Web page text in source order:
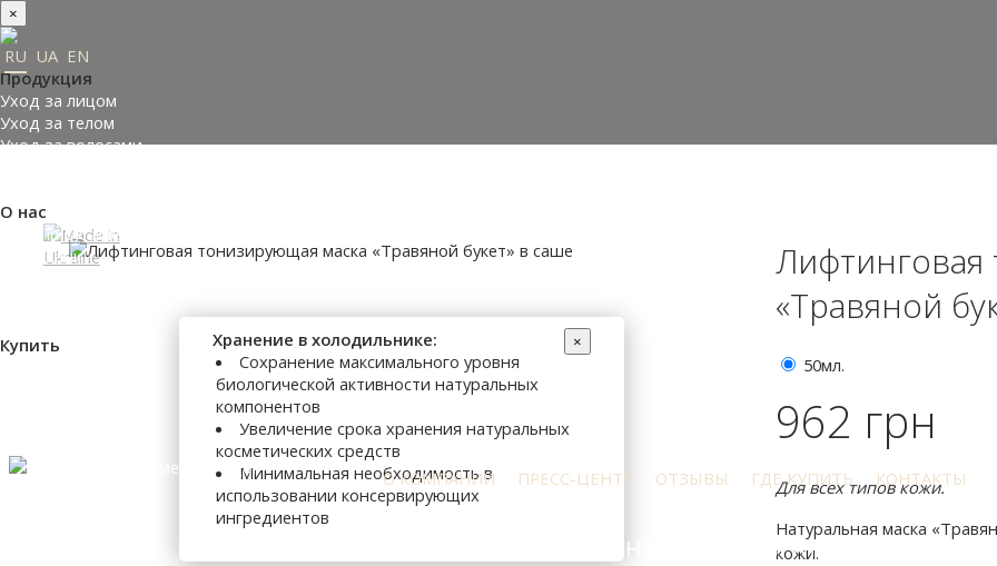
×
RU UA EN
Продукция
Уход за лицом
Уход за телом
Уход за волосами
О нас
Made in Ukraine
О компании
Купить
О КОМПАНИИ
ПРЕСС-ЦЕНТР ОТЗЫВЫ ГДЕ КУПИТЬ КОНТАКТЫ
ИНГРЕДИЕНТЫ ПОДОБРАТЬ КОСМЕТИКУ
×
Хранение в холодильнике:
Сохранение максимального уровня
биологической активности натуральных
компонентов
Увеличение срока хранения натуральных
косметических средств
Минимальная необходимость в
использовании консервирующих
ингредиентов
Лифтинговая
«Травяной
50мл.
962 грн
Для всех типов кожи.
Натуральная маска
кожи.